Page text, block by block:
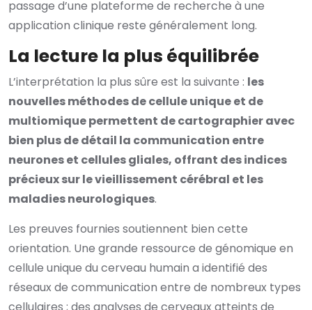
passage d’une plateforme de recherche à une
application clinique reste généralement long.
La lecture la plus équilibrée
L’interprétation la plus sûre est la suivante : les
nouvelles méthodes de cellule unique et de
multiomique permettent de cartographier avec
bien plus de détail la communication entre
neurones et cellules gliales, offrant des indices
précieux sur le vieillissement cérébral et les
maladies neurologiques.
Les preuves fournies soutiennent bien cette
orientation. Une grande ressource de génomique en
cellule unique du cerveau humain a identifié des
réseaux de communication entre de nombreux types